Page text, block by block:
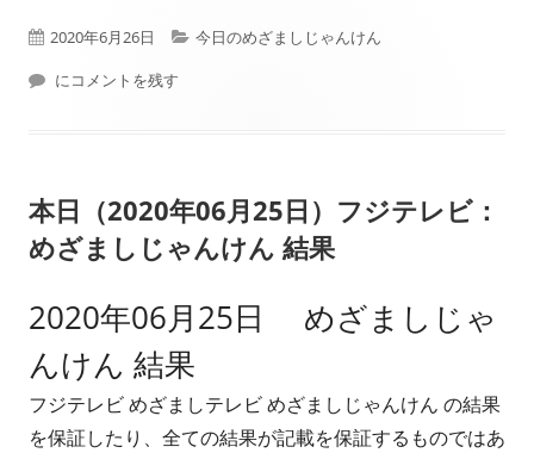
公
開
2020年6月26日
カ
ー
今日のめざましじゃんけん
本日（2020年06月26日）フジテレビ： めざましじゃんけん 結果
にコメントを残す
本日（2020年06月25日）フジテレビ：
めざましじゃんけん 結果
2020年06月25日 めざましじゃ
んけん 結果
フジテレビ めざましテレビ めざましじゃんけん の結果
を保証したり、全ての結果が記載を保証するものではあ